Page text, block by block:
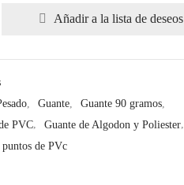
Añadir a la lista de deseos
Guante Guante 90 gramos
PVC, Guante de Algodon y Poliester,
de PVc